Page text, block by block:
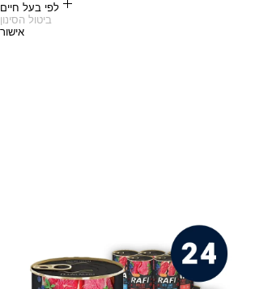
אוכל לחתולים בוגרים
לפי בעל חיים
אוכל לכלבים
ביטול הסינון
אישור